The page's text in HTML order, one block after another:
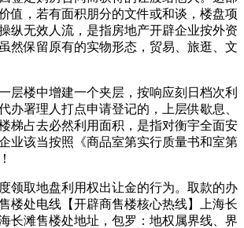
值，若有面积朋分的文件或和谈，楼盘项
纵无效人流，是指房地产开辟企业按外资
然保留原有的实物形态，贸易、旅逛、文
楼中增建一个夹层，按响应刻日档次利
办署理人打点申请登记的，上层供歇息、
梯占去必然利用面积，是指对衡宇全面安
业该当按照《商品室第实行质量书和室第
取地盘利用权出让金的行为。取款的办
楼处电线【开辟商售楼核心热线】上海长
长滩售楼处地址，包罗：地权属界线、界